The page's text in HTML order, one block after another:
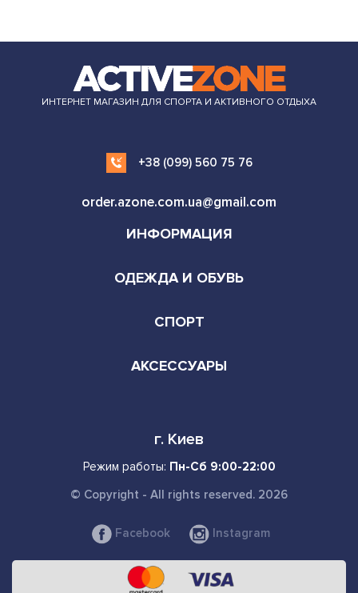
ИНТЕРНЕТ МАГАЗИН ДЛЯ СПОРТА И АКТИВНОГО ОТДЫХА
+38 (099) 560 75 76
order.azone.com.ua@gmail.com
ИНФОРМАЦИЯ
ОДЕЖДА И ОБУВЬ
СПОРТ
АКСЕССУАРЫ
г. Киев
Режим работы: Пн-Сб 9:00-22:00
© Copyright - All rights reserved. 2026
Facebook Instagram